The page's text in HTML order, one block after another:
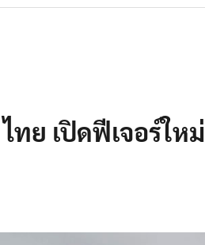
ทย เปิดฟีเจอร์ใหม่